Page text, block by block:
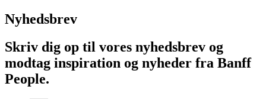
Nyhedsbrev
Skriv dig op til vores nyhedsbrev og
modtag inspiration og nyheder fra Banff
People.